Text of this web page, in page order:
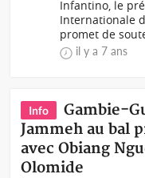
Infantino, le
Internationale
promet de
il y a 7 ans
Info
Gambie-
Jammeh au bal
avec Obiang
Olomide